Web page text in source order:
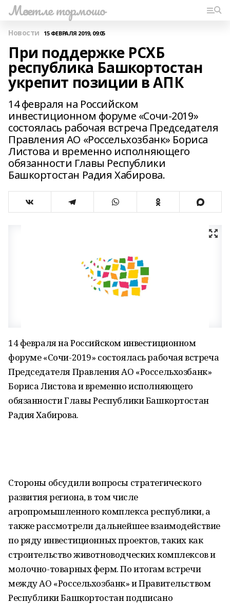
Мәсетле тормошо
Новости 15 ФЕВРАЛЯ 2019, 09:05
При поддержке РСХБ
республика Башкортостан
укрепит позиции в АПК
14 февраля на Российском
инвестиционном форуме «Сочи-2019»
состоялась рабочая встреча Председателя
Правления АО «Россельхозбанк» Бориса
Листова и временно исполняющего
обязанности Главы Республики
Башкортостан Радия Хабирова.
14 февраля на Российском инвестиционном
форуме «Сочи-2019» состоялась рабочая встреча
Председателя Правления АО «Россельхозбанк»
Бориса Листова и временно исполняющего
обязанности Главы Республики Башкортостан
Радия Хабирова.
Стороны обсудили вопросы стратегического
развития региона, в том числе
агропромышленного комплекса республики, а
также рассмотрели дальнейшее взаимодействие
по ряду инвестиционных проектов, таких как
строительство животноводческих комплексов и
молочно-товарных ферм. По итогам встречи
между АО «Россельхозбанк» и Правительством
Республики Башкортостан подписано